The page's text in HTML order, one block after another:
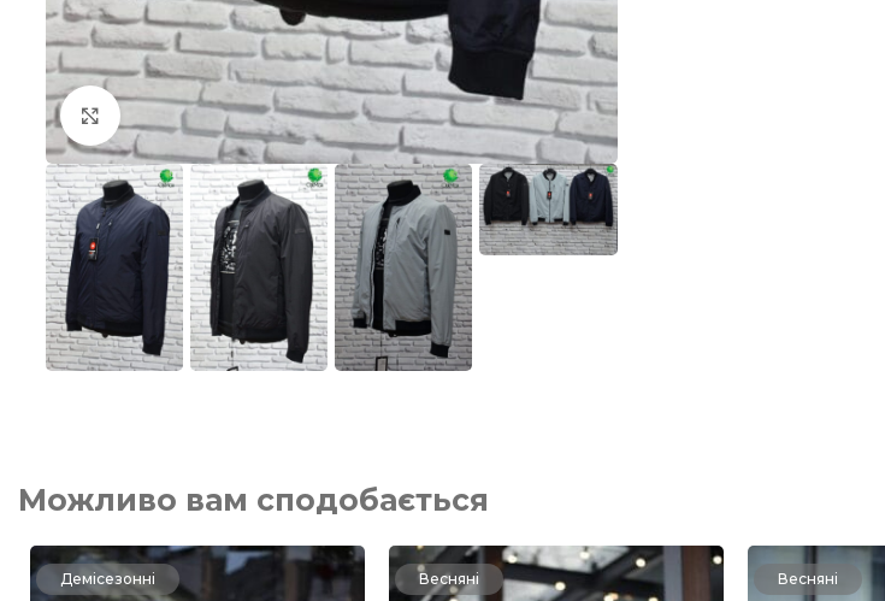
Клацніть, щоб збільшити
Можливо вам сподобається
Демісезонні Весняні Весняні